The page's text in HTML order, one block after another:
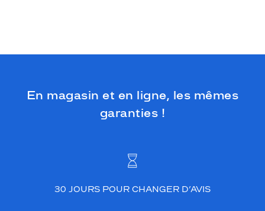
En magasin et en ligne, les mêmes
garanties !
30 JOURS POUR CHANGER D’AVIS